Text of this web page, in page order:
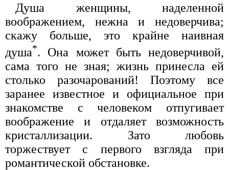
Душа женщины, наделенной
воображением, нежна и недоверчива;
скажу больше, это крайне наивная
душа*. Она может быть недоверчивой,
сама того не зная; жизнь принесла ей
столько разочарований! Поэтому все
заранее известное и официальное при
знакомстве с человеком отпугивает
воображение и отдаляет возможность
кристаллизации. Зато любовь
торжествует с первого взгляда при
романтической обстановке.